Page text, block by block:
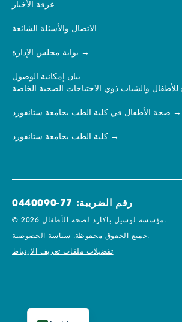
غرفة الأخبار
الاتصال والأسئلة الشائعة
بوابة مجلس الإدارة
بيان إمكانية الوصول
للأطفال والشباب ذوي الاحتياجات الصحية الخاصة
صحة الأطفال في كلية الطب بجامعة ستانفورد
كلية الطب بجامعة ستانفورد
رقم الضريبة: 77-0440090
© 2026 مؤسسة لوسيل باكارد لصحة الأطفال.
جميع الحقوق محفوظة.سياسة الخصوصية.
تفضيلات ملفات تعريف الارتباط